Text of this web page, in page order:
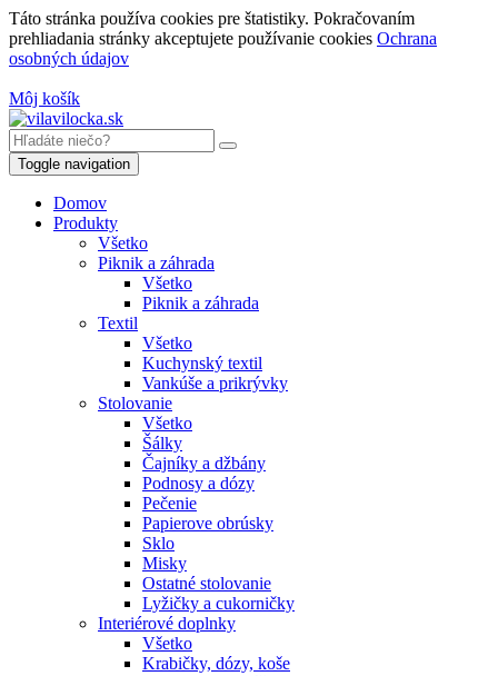
Táto stránka používa cookies pre štatistiky. Pokračovaním
prehliadania stránky akceptujete používanie cookies Ochrana
osobných údajov
Môj košík
Toggle navigation
Domov
Produkty
Všetko
Piknik a záhrada
Všetko
Piknik a záhrada
Textil
Všetko
Kuchynský textil
Vankúše a prikrývky
Stolovanie
Všetko
Šálky
Čajníky a džbány
Podnosy a dózy
Pečenie
Papierove obrúsky
Sklo
Misky
Ostatné stolovanie
Lyžičky a cukorničky
Interiérové doplnky
Všetko
Krabičky, dózy, koše